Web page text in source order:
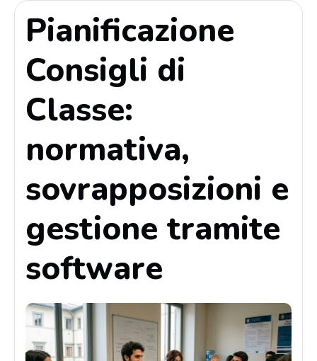
Pianificazione
Consigli di
Classe:
normativa,
sovrapposizioni e
gestione tramite
software